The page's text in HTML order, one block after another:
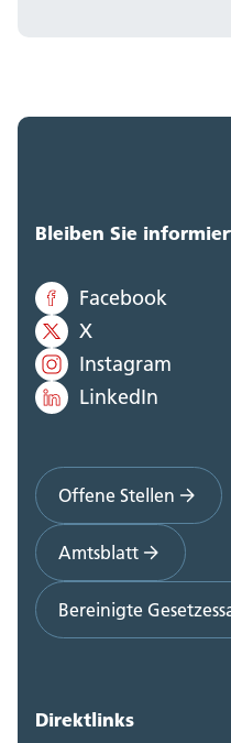
Bleiben Sie
Facebook
X
Instagram
LinkedIn
Offene Stellen
Amtsblatt
Bereinigte
Direktlinks